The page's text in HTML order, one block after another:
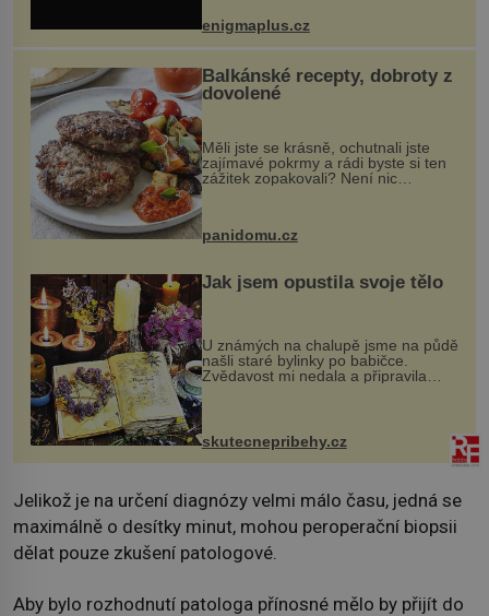
...
enigmaplus.cz
Balkánské recepty, dobroty z
dovolené
Měli jste se krásně, ochutnali jste
zajímavé pokrmy a rádi byste si ten
zážitek zopakovali? Není nic
snazšího. Pljeskavica (10 porcí)
Možná jste ji ochutnali na dovolené v
panidomu.cz
Jak jsem opustila svoje tělo
U známých na chalupě jsme na půdě
našli staré bylinky po babičce.
Zvědavost mi nedala a připravila
jsem si z nich lektvar… Zimní pobyt
na chalupě se pro mě vlastní vinou
změnil v děsivý zážitek, na kt...
skutecnepribehy.cz
Jelikož je na určení diagnózy velmi málo času, jedná se
maximálně o desítky minut, mohou peroperační biopsii
dělat pouze zkušení patologové.
Aby bylo rozhodnutí patologa přínosné mělo by přijít do